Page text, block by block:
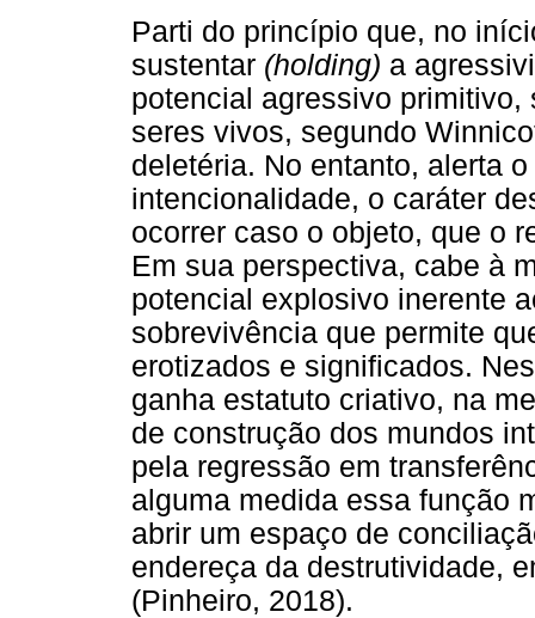
Parti do princípio que, no
sustentar (holding) a
potencial agressivo
seres vivos, segundo
deletéria. No entanto, alerta
intencionalidade, o caráter
ocorrer caso o objeto, que o
Em sua perspectiva, cabe à
potencial explosivo inerente
sobrevivência que permite
erotizados e significados.
ganha estatuto criativo, na
de construção dos mundos
pela regressão em
alguma medida essa função
abrir um espaço de
endereça da destrutividade,
(Pinheiro, 2018).